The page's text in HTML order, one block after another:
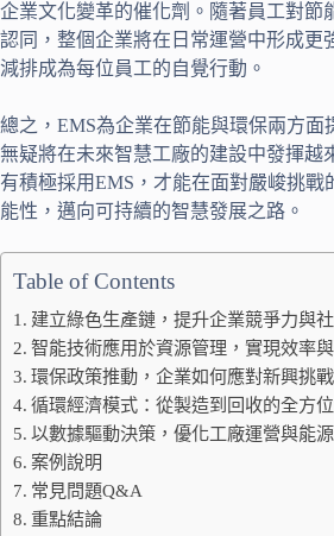
企業文化變革的催化劑。隨著員工對節
認同，整個企業將在日常運營中形成更
減排成為每位員工的自覺行動。
總之，EMS為企業在節能與環保兩方面
無疑將在未來智慧工廠的建設中發揮越
有積極採用EMS，才能在面對嚴峻挑戰
能性，邁向可持續的智慧發展之路。
Table of Contents
建立綠色生產鏈，提升企業競爭力與
智能技術應用於資源管理，實現效率
環保政策推動，企業如何應對新興挑
循環經濟模式：從製造到回收的全方
以數據驅動決策，優化工廠運營與能
案例說明
常見問題Q&A
重點結論